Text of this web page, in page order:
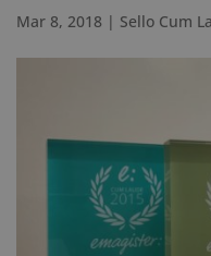
Mar 8, 2018 | Sello Cum